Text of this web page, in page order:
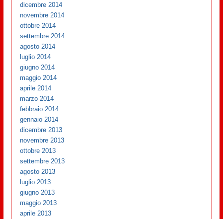
dicembre 2014
novembre 2014
ottobre 2014
settembre 2014
agosto 2014
luglio 2014
giugno 2014
maggio 2014
aprile 2014
marzo 2014
febbraio 2014
gennaio 2014
dicembre 2013
novembre 2013
ottobre 2013
settembre 2013
agosto 2013
luglio 2013
giugno 2013
maggio 2013
aprile 2013